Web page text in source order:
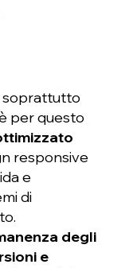
soprattutto
per questo
responsive
e
di
degli
e